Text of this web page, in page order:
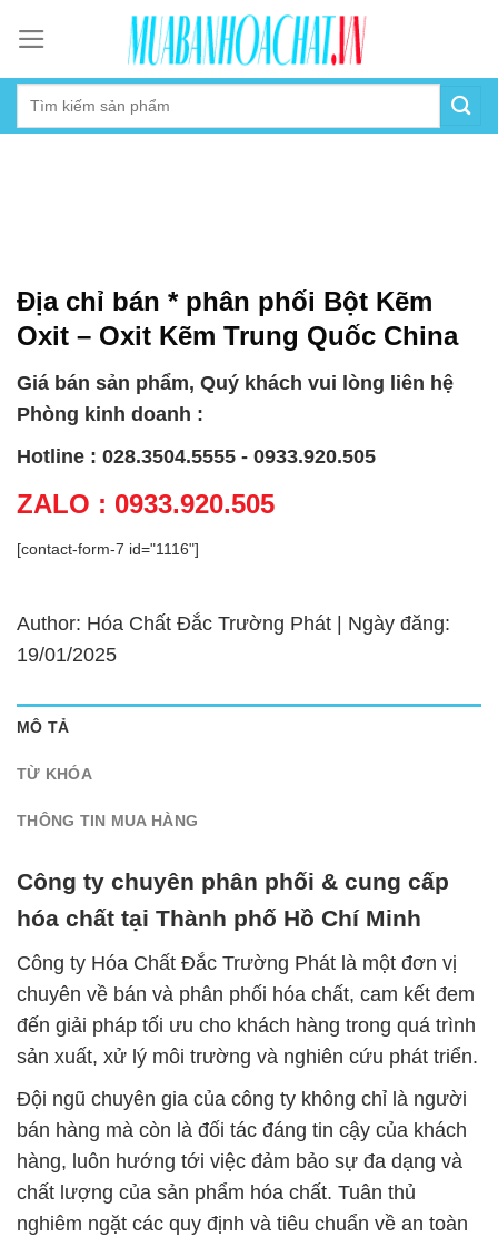
content
Địa chỉ bán * phân phối Bột Kẽm
Oxit – Oxit Kẽm Trung Quốc China
Giá bán sản phẩm, Quý khách vui lòng liên hệ
Phòng kinh doanh :
Hotline : 028.3504.5555 - 0933.920.505
ZALO : 0933.920.505
[contact-form-7 id="1116"]
Author: Hóa Chất Đắc Trường Phát | Ngày đăng:
19/01/2025
MÔ TẢ
TỪ KHÓA
THÔNG TIN MUA HÀNG
Công ty chuyên phân phối & cung cấp
hóa chất tại Thành phố Hồ Chí Minh
Công ty Hóa Chất Đắc Trường Phát là một đơn vị
chuyên về bán và phân phối hóa chất, cam kết đem
đến giải pháp tối ưu cho khách hàng trong quá trình
sản xuất, xử lý môi trường và nghiên cứu phát triển.
Đội ngũ chuyên gia của công ty không chỉ là người
bán hàng mà còn là đối tác đáng tin cậy của khách
hàng, luôn hướng tới việc đảm bảo sự đa dạng và
chất lượng của sản phẩm hóa chất. Tuân thủ
nghiêm ngặt các quy định và tiêu chuẩn về an toàn